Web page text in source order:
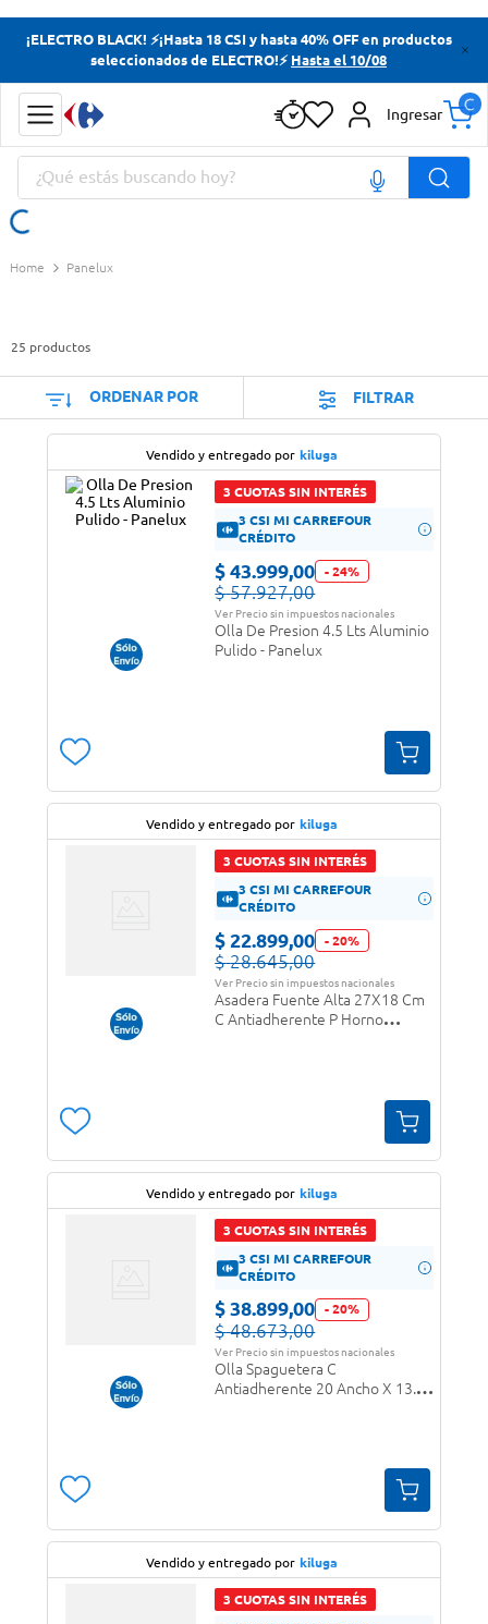
¡ELECTRO BLACK! ⚡¡Hasta 18 CSI y hasta 40% OFF en productos
seleccionados de ELECTRO!⚡ Hasta el 10/08
Ingresar
¿Qué estás buscando hoy?
Panelux
25 productos
ORDENAR POR FILTRAR
Vendido y entregado por kiluga
3 CUOTAS SIN INTERÉS
3 CSI MI CARREFOUR
CRÉDITO
$ 43.999,00 -24%
$ 57.927,00
Ver Precio sin impuestos nacionales
Olla De Presion 4.5 Lts Aluminio
Pulido - Panelux
Vendido y entregado por kiluga
3 CUOTAS SIN INTERÉS
3 CSI MI CARREFOUR
CRÉDITO
$ 22.899,00 -20%
$ 28.645,00
Ver Precio sin impuestos nacionales
Asadera Fuente Alta 27X18 Cm
C Antiadherente P Horno
Vendido y entregado por kiluga
3 CUOTAS SIN INTERÉS
3 CSI MI CARREFOUR
CRÉDITO
$ 38.899,00 -20%
$ 48.673,00
Ver Precio sin impuestos nacionales
Olla Spaguetera C
Antiadherente 20 Ancho X 13.5
Vendido y entregado por kiluga
3 CUOTAS SIN INTERÉS
Términos más buscados
Yerba
Doves
Términos más buscados
Cerveza
Doves
Papas Fritas